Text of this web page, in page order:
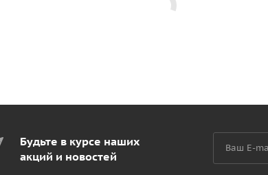
Будьте в курсе наших
акций и новостей